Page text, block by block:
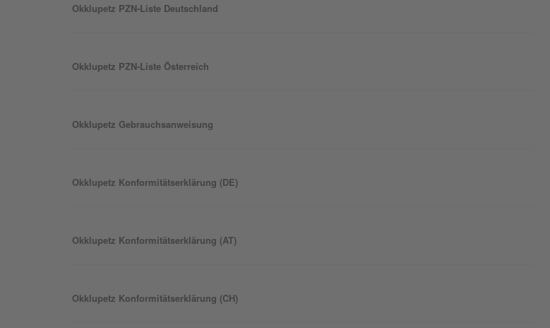
Okklupetz PZN-Liste Deutschland
Okklupetz PZN-Liste Österreich
Okklupetz Gebrauchsanweisung
Okklupetz Konformitätserklärung (DE)
Okklupetz Konformitätserklärung (AT)
Okklupetz Konformitätserklärung (CH)